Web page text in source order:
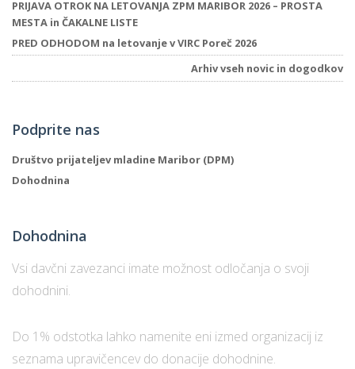
PRIJAVA OTROK NA LETOVANJA ZPM MARIBOR 2026 – PROSTA
MESTA in ČAKALNE LISTE
PRED ODHODOM na letovanje v VIRC Poreč 2026
Arhiv vseh novic in dogodkov
Podprite nas
Društvo prijateljev mladine Maribor (DPM)
Dohodnina
Dohodnina
Vsi davčni zavezanci imate možnost odločanja o svoji
dohodnini.
Do 1% odstotka lahko namenite eni izmed organizacij iz
seznama upravičencev do donacije dohodnine.